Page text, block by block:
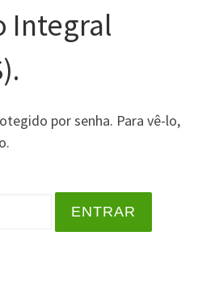
Integral
por senha. Para vê-lo,